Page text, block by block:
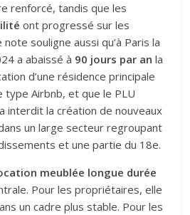
renforcé, tandis que les
ont progressé sur les
souligne aussi qu’à Paris la
a abaissé à 90 jours par an la
d’une résidence principale
Airbnb, et que le PLU
interdit la création de nouveaux
un large secteur regroupant
et une partie du 18e.
meublée longue durée
Pour les propriétaires, elle
un cadre plus stable. Pour les